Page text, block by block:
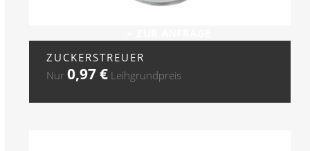
ZUCKERSTREUER
Nur0,97€ Leihgrundpreis